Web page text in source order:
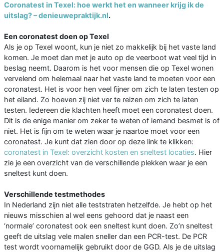
Coronatest in Texel: hoe werkt het en wanneer krijg ik de
uitslag? – denieuwepraktijk.nl.
Een coronatest doen op Texel
Als je op Texel woont, kun je niet zo makkelijk bij het vaste land
komen. Je moet dan met je auto op de veerboot wat veel tijd in
beslag neemt. Daarom is het voor mensen die op Texel wonen
vervelend om helemaal naar het vaste land te moeten voor een
coronatest. Het is voor hen veel fijner om zich te laten testen op
het eiland. Zo hoeven zij niet ver te reizen om zich te laten
testen. Iedereen die klachten heeft moet een coronatest doen.
Dit is de enige manier om zeker te weten of iemand besmet is of
niet. Het is fijn om te weten waar je naartoe moet voor een
coronatest. Je kunt dat zien door op deze link te klikken:
coronatest in Texel: overzicht kosten en sneltest locaties. Hier
zie je een overzicht van de verschillende plekken waar je een
sneltest kunt doen.
Verschillende testmethodes
In Nederland zijn niet alle teststraten hetzelfde. Je hebt op het
nieuws misschien al wel eens gehoord dat je naast een
‘normale’ coronatest ook een sneltest kunt doen. Zo’n sneltest
geeft de uitslag vele malen sneller dan een PCR-test. De PCR
test wordt voornamelijk gebruikt door de GGD. Als je de uitslag